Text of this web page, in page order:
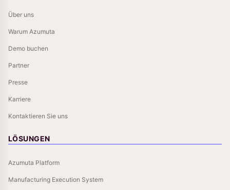
Über uns
Warum Azumuta
Demo buchen
Partner
Presse
Karriere
Kontaktieren Sie uns
LÖSUNGEN
Azumuta Platform
Manufacturing Execution System